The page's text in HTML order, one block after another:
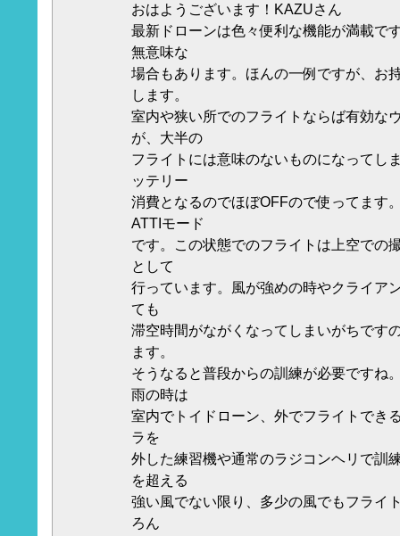
おはようございます！KAZUさん
最新ドローンは色々便利な機能が満載で
無意味な
場合もあります。ほんの一例ですが、お
します。
室内や狭い所でのフライトならば有効な
が、大半の
フライトには意味のないものになってし
ッテリー
消費となるのでほぼOFFので使ってます
ATTIモード
です。この状態でのフライトは上空での
として
行っています。風が強めの時やクライア
ても
滞空時間がながくなってしまいがちです
ます。
そうなると普段からの訓練が必要ですね
雨の時は
室内でトイドローン、外でフライトでき
ラを
外した練習機や通常のラジコンヘリで訓
を超える
強い風でない限り、多少の風でもフライ
ろん